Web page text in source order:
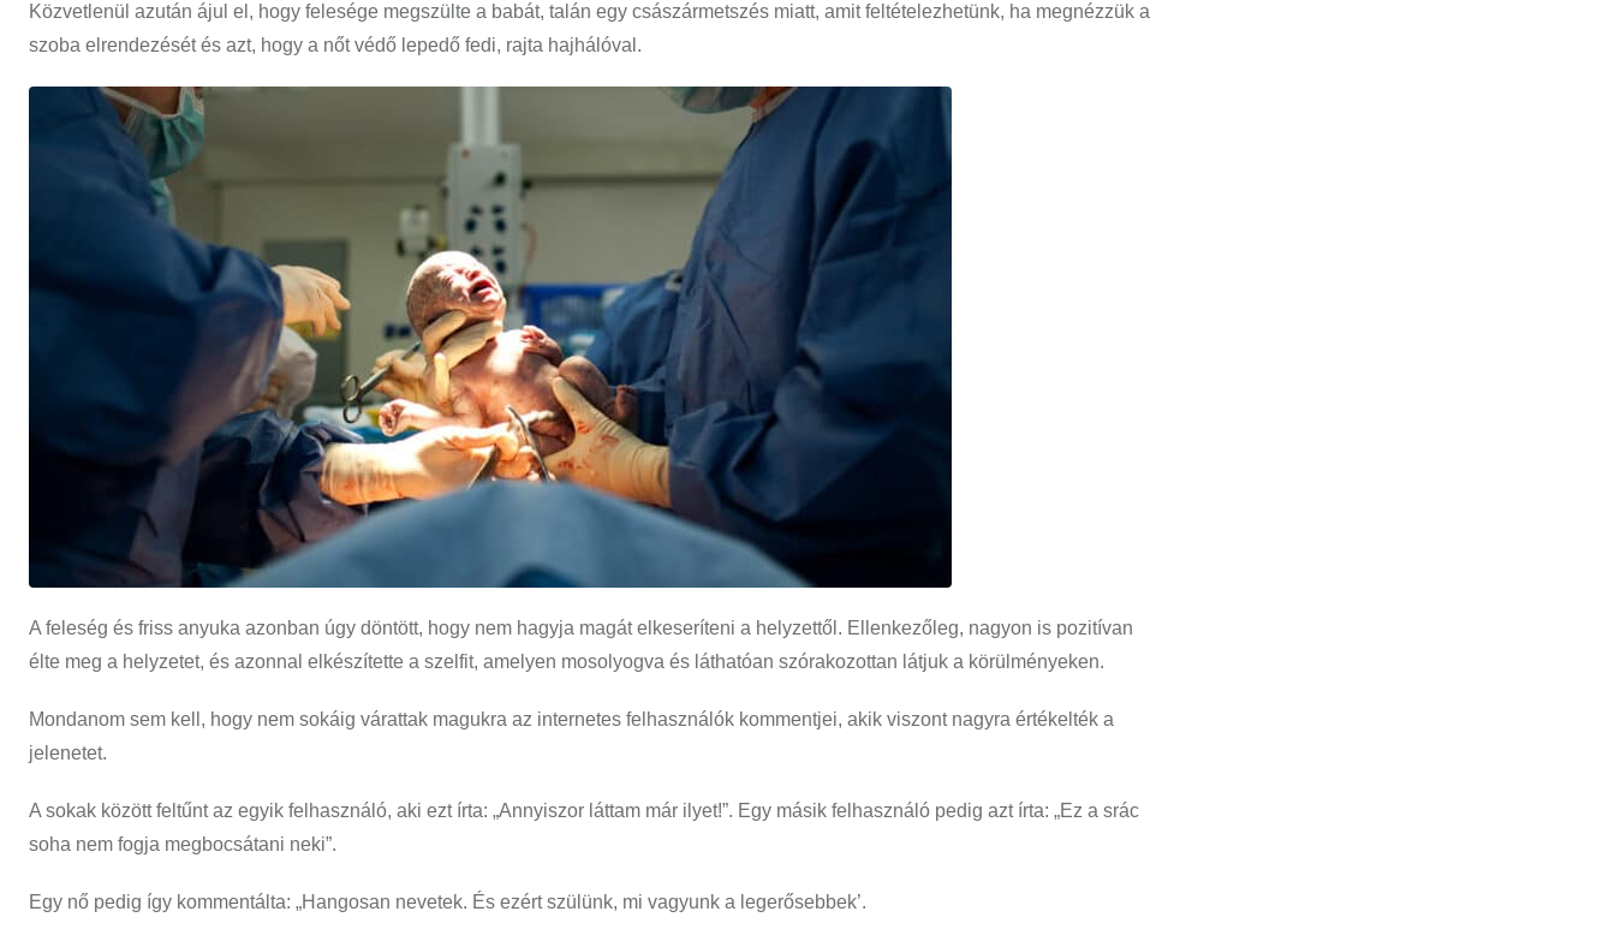
Közvetlenül azután ájul el, hogy felesége megszülte a babát, talán egy császármetszés miatt, amit feltételezhetünk, ha megnézzük a
szoba elrendezését és azt, hogy a nőt védő lepedő fedi, rajta hajhálóval.
A feleség és friss anyuka azonban úgy döntött, hogy nem hagyja magát elkeseríteni a helyzettől. Ellenkezőleg, nagyon is pozitívan
élte meg a helyzetet, és azonnal elkészítette a szelfit, amelyen mosolyogva és láthatóan szórakozottan látjuk a körülményeken.
Mondanom sem kell, hogy nem sokáig várattak magukra az internetes felhasználók kommentjei, akik viszont nagyra értékelték a
jelenetet.
A sokak között feltűnt az egyik felhasználó, aki ezt írta: „Annyiszor láttam már ilyet!”. Egy másik felhasználó pedig azt írta: „Ez a srác
soha nem fogja megbocsátani neki”.
Egy nő pedig így kommentálta: „Hangosan nevetek. És ezért szülünk, mi vagyunk a legerősebbek’.